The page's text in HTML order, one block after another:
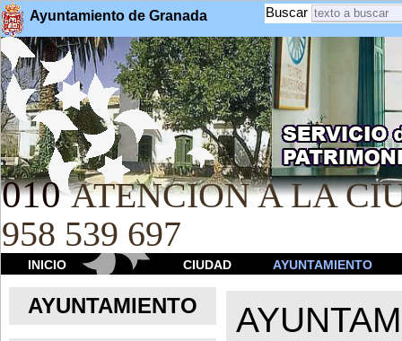
Ayuntamiento de Granada Buscar
010 ATENCION A LA
958 539 697
INICIO CIUDAD AYUNTAMIENTO
AYUNTAMIENTO